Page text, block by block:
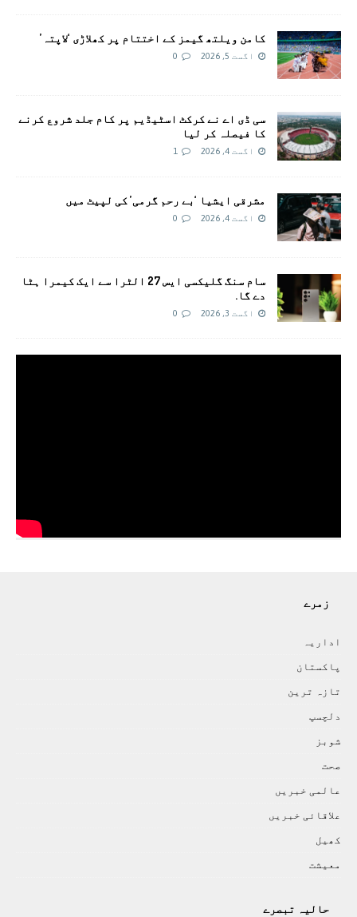
کامن ویلتھ گیمز کے اختتام پر کھلاڑی ‘لاپتہ’
اگست 5, 2026 0
سی ڈی اے نے کرکٹ اسٹیڈیم پر کام جلد شروع کرنے
کا فیصلہ کر لیا
اگست 4, 2026 1
مشرقی ایشیا ‘بے رحم گرمی’ کی لپیٹ میں
اگست 4, 2026 0
سام سنگ گلیکسی ایس 27 الٹرا سے ایک کیمرا ہٹا
دے گا.
اگست 3, 2026 0
زمرے
اداريہ
پاکستان
تازہ ترين
دلچسپ
شوبز
صحت
عالمی خبريں
علاقائی خبريں
کھيل
معيشت
حالیہ تبصرے